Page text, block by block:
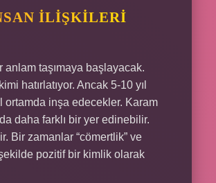
İLIŞKILERI
taşımaya başlayacak.
hatırlatıyor. Ancak 5-10 yıl
inşa edecekler. Karam
daha farklı bir yer edinebilir.
Bir zamanlar “cömertlik” ve
pozitif bir kimlik olarak